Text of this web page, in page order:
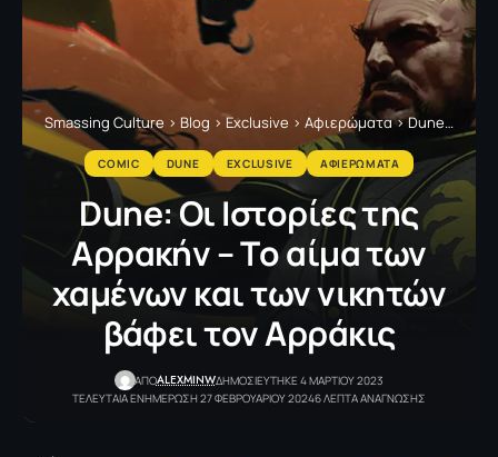
Smassing Culture > Blog >Exclusive > Αφιερώματα>Dune>
COMIC DUNE EXCLUSIVE ΑΦΙΕΡΩΜΑΤΑ
Dune: Οι Ιστορίες της
Αρρακήν – Τo αίμα των
χαμένων και των νικητών
βάφει τον Αρράκις
ΑΠΟALEXMINWΔΗΜΟΣΙΕΥΤΗΚΕ 4 ΜΑΡΤΙΟΥ 2023
ΤΕΛΕΥΤΑΙΑ ΕΝΗΜΕΡΩΣΗ 27 ΦΕΒΡΟΥΑΡΙΟΥ 20246 ΛΕΠΤΑ ΑΝΑΓΝΩΣΗΣ